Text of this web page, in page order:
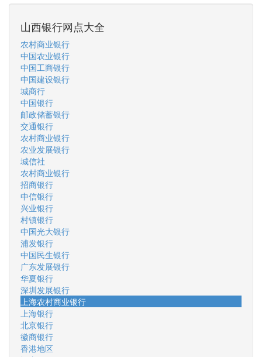
山西银行网点大全
农村商业银行
中国农业银行
中国工商银行
中国建设银行
城商行
中国银行
邮政储蓄银行
交通银行
农村商业银行
农业发展银行
城信社
农村商业银行
招商银行
中信银行
兴业银行
村镇银行
中国光大银行
浦发银行
中国民生银行
广东发展银行
华夏银行
深圳发展银行
上海农村商业银行
上海银行
北京银行
徽商银行
香港地区